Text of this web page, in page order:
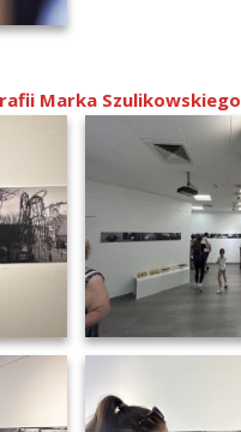
Marka Szulikowskiego